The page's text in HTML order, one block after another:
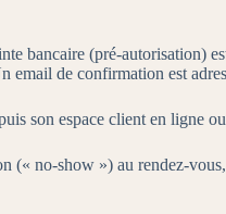
bancaire (pré-autorisation)
de confirmation est
son espace client en ligne
(« no-show ») au rendez-